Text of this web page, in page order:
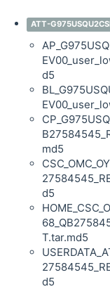
ATT-
d5
md5
d5
T.tar.md5
d5